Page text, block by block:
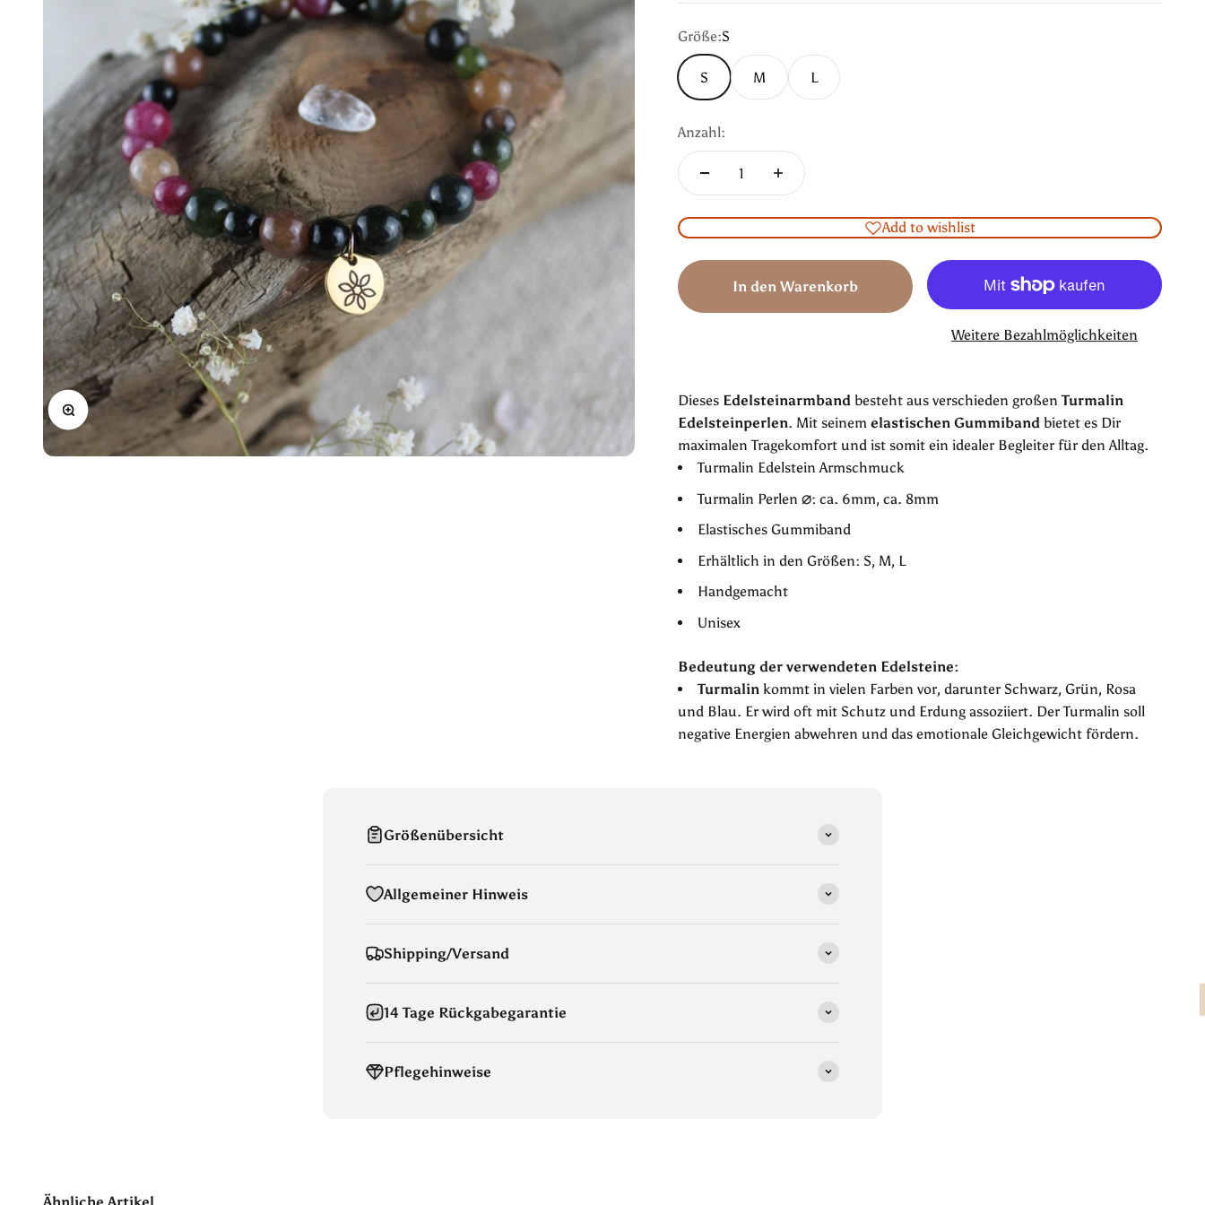
Bild vergrößern
Größe:S
S M L
Anzahl:
Add to wishlist
In den Warenkorb
Weitere Bezahlmöglichkeiten
Dieses Edelsteinarmband besteht aus verschieden großenTurmalin
Edelsteinperlen. Mit seinem elastischen Gummiband bietet es Dir
maximalen Tragekomfort und ist somit ein idealer Begleiter für den Alltag.
Turmalin Edelstein Armschmuck
Turmalin Perlen ⌀: ca. 6mm, ca. 8mm
Elastisches Gummiband
Erhältlich in den Größen: S, M, L
Handgemacht
Unisex
Bedeutung der verwendeten Edelsteine:
Turmalin kommt in vielen Farben vor, darunter Schwarz, Grün, Rosa
und Blau. Er wird oft mit Schutz und Erdung assoziiert. Der Turmalin soll
negative Energien abwehren und das emotionale Gleichgewicht fördern.
Größenübersicht
Allgemeiner Hinweis
Shipping/Versand
14 Tage Rückgabegarantie
Pflegehinweise